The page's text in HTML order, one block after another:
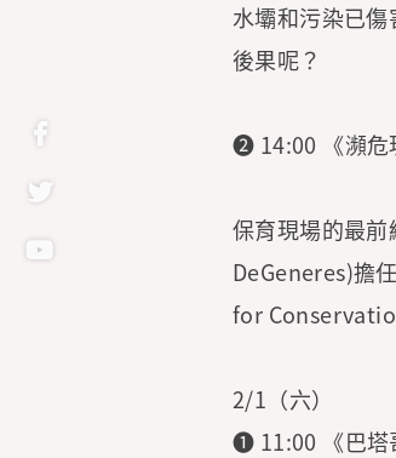
水壩和污染已
後果呢？
➋ 14:00 《瀕危
保育現場的最
DeGeneres)擔
for
2/1（六）
➊ 11:00 《巴塔